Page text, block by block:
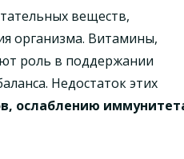
веществ,
организма. Витамины,
роль в поддержании
Недостаток этих
ослаблению